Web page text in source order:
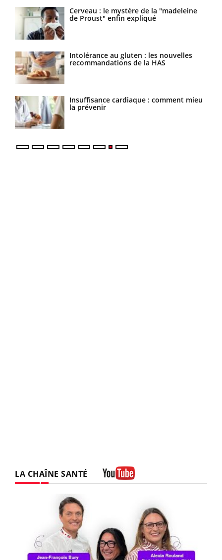
Cerveau : le mystère de la "madeleine
de Proust" enfin expliqué
Intolérance au gluten : les nouvelles
recommandations de la HAS
Insuffisance cardiaque : comment mieux
la prévenir
Le décalage des horaires d'été : quel
impact sur le sommeil ?
Grossesse : ces polluants pourraient
influencer le poids des enfants
Autisme : pourquoi le cerveau
reconnaît-il les visages autrement ?
LA CHAÎNE SANTÉ